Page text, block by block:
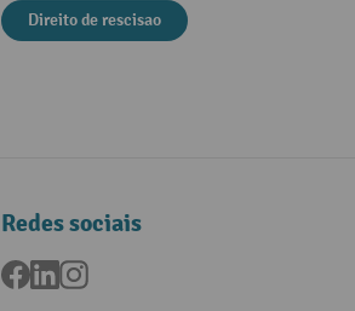
Direito de rescisao
Redes sociais
Facebook
LinkedInInstagram